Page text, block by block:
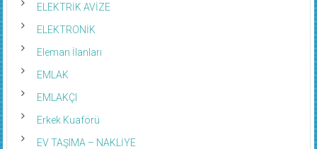
ELEKTRİK AVİZE
ELEKTRONİK
Eleman İlanları
EMLAK
EMLAKÇI
Erkek Kuaförü
EV TAŞIMA – NAKLİYE